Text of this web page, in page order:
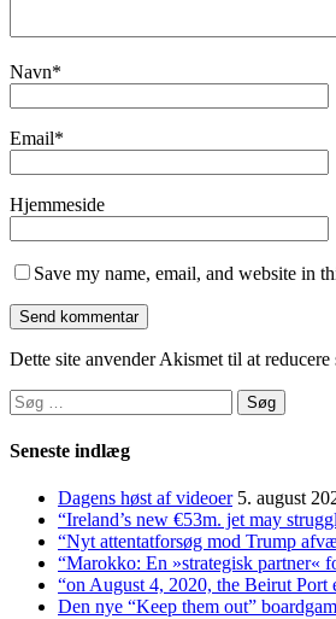
Navn*
Email*
Hjemmeside
Save my name, email, and website in
Dette site anvender Akismet til at reducere
Søg
efter:
Seneste indlæg
Dagens høst af videoer 5. august
“Ireland’s new €53m. jet may
“Nyt attentatforsøg mod Trump
“Marokko: En »strategisk partner«
“on August 4, 2020, the Beirut Port
Den nye “Keep them out”